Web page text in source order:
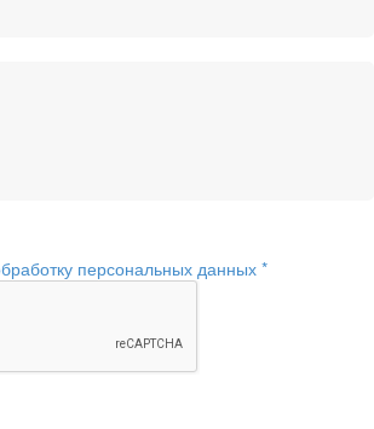
персональных данных *